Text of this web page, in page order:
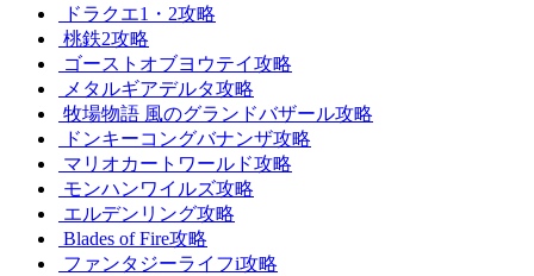
ドラクエ1・2攻略
桃鉄2攻略
ゴーストオブヨウテイ攻略
メタルギアデルタ攻略
牧場物語 風のグランドバザール攻略
ドンキーコングバナンザ攻略
マリオカートワールド攻略
モンハンワイルズ攻略
エルデンリング攻略
Blades of Fire攻略
ファンタジーライフi攻略